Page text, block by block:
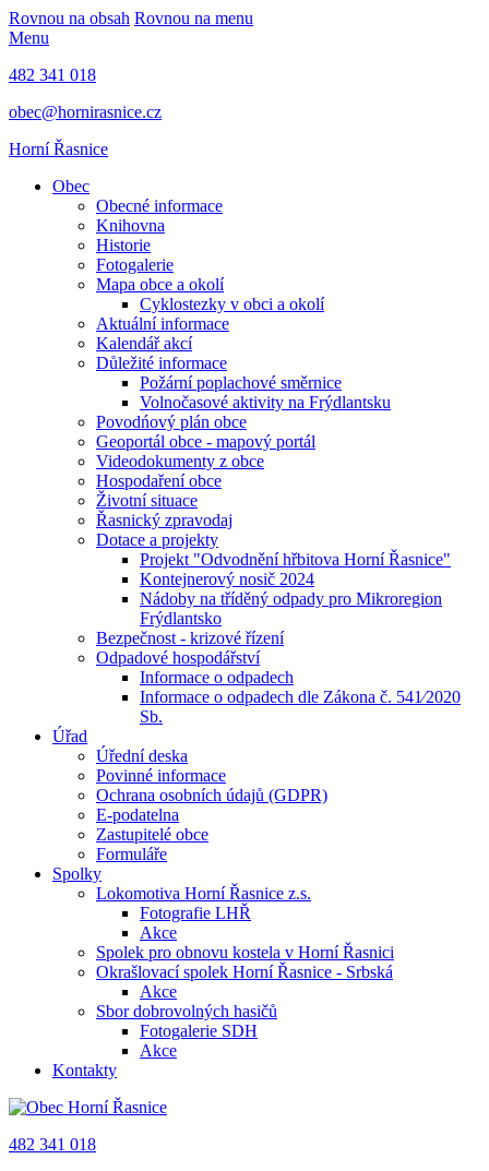
Rovnou na obsah Rovnou na menu
Menu
482 341 018
obec@hornirasnice.cz
Horní Řasnice
Obec
Obecné informace
Knihovna
Historie
Fotogalerie
Mapa obce a okolí
Cyklostezky v obci a okolí
Aktuální informace
Kalendář akcí
Důležité informace
Požární poplachové směrnice
Volnočasové aktivity na Frýdlantsku
Povodńový plán obce
Geoportál obce - mapový portál
Videodokumenty z obce
Hospodaření obce
Životní situace
Řasnický zpravodaj
Dotace a projekty
Projekt "Odvodnění hřbitova Horní Řasnice"
Kontejnerový nosič 2024
Nádoby na tříděný odpady pro Mikroregion
Frýdlantsko
Bezpečnost - krizové řízení
Odpadové hospodářství
Informace o odpadech
Informace o odpadech dle Zákona č. 541⁄2020
Sb.
Úřad
Úřední deska
Povinné informace
Ochrana osobních údajů (GDPR)
E-podatelna
Zastupitelé obce
Formuláře
Spolky
Lokomotiva Horní Řasnice z.s.
Fotografie LHŘ
Akce
Spolek pro obnovu kostela v Horní Řasnici
Okrašlovací spolek Horní Řasnice - Srbská
Akce
Sbor dobrovolných hasičů
Fotogalerie SDH
Akce
Kontakty
482 341 018